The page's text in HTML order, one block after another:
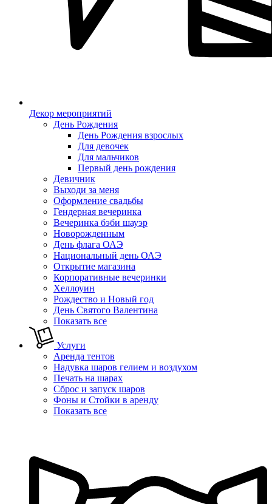
Декор мероприятий
День Рождения
День Рождения взрослых
Для девочек
Для мальчиков
Первый день рождения
Девичник
Выходи за меня
Оформление свадьбы
Гендерная вечеринка
Вечеринка бэби шауэр
Новорожденным
День флага ОАЭ
Национальный день ОАЭ
Открытие магазина
Корпоративные вечеринки
Хеллоуин
Рождество и Новый год
День Святого Валентина
Показать все
Услуги
Аренда тентов
Надувка шаров гелием и воздухом
Печать на шарах
Сброс и запуск шаров
Фоны и Стойки в аренду
Показать все